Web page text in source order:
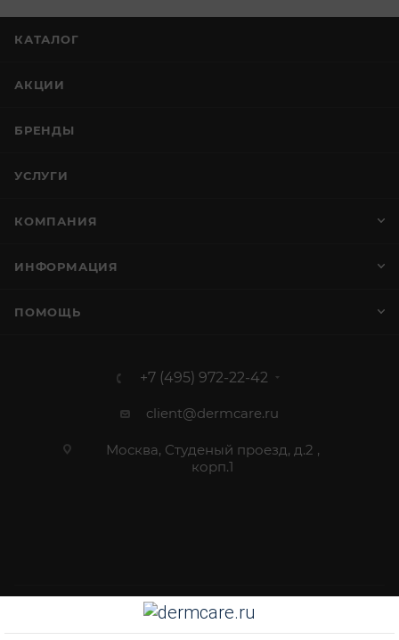
КАТАЛОГ
АКЦИИ
БРЕНДЫ
УСЛУГИ
КОМПАНИЯ
ИНФОРМАЦИЯ
ПОМОЩЬ
+7 (495) 972-22-42
client@dermcare.ru
Москва, Студеный проезд, д.2 ,
корп.1
2012 - 2026 © Dermcare.ru - интернет-магазин косметики